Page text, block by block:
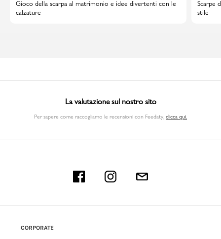
Gioco della scarpa al matrimonio e idee divertenti con le
calzature
Scarpe
stile
La valutazione sul nostro sito
Per sapere come raccogliamo le recensioni con Feedaty clicca qui.
CORPORATE